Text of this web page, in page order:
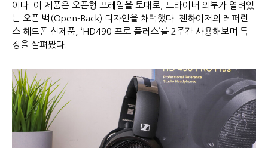
이다. 이 제품은 오픈형 프레임을 토대로, 드라이버 외부가 열려있
는 오픈 백(Open-Back) 디자인을 채택했다. 젠하이저의 레퍼런
스 헤드폰 신제품, ‘HD490 프로 플러스’를 2주간 사용해보며 특
징을 살펴봤다.